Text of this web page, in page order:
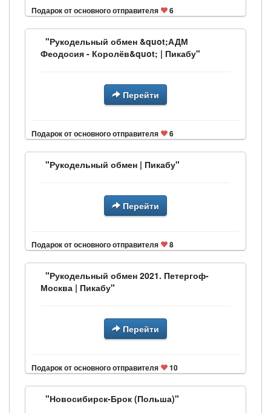
Подарок от основного отправителя 6
"Рукодельный обмен &quot;АДМ
Феодосия - Королёв&quot; | Пикабу"
Перейти
Подарок от основного отправителя 6
"Рукодельный обмен | Пикабу"
Перейти
Подарок от основного отправителя 8
"Рукодельный обмен 2021. Петергоф-
Москва | Пикабу"
Перейти
Подарок от основного отправителя 10
"Новосибирск-Брок (Польша)"